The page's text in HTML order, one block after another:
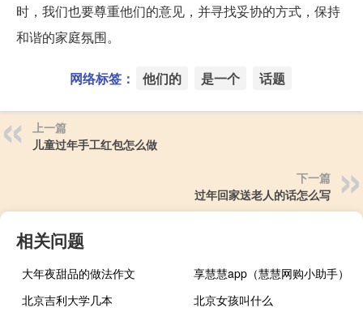
时，我们也要尊重他们的意见，并寻找妥协的方式，保持
和谐的家庭氛围。
网络标签： 他们的 是一个 话题
上一篇
儿童过年手工红包怎么做
下一篇
过年回家送老人的话怎么写
相关问题
大年夜甜品的做法作文
享慧慧app（慧慧网购小助手）
北京吉利大学几本
北京女孩叫什么